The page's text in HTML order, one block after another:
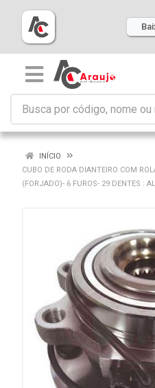
INÍCIO
CUBO DE RODA DIANTEIRO COM
(FORJADO)- 6 FUROS- 29 DENTES :